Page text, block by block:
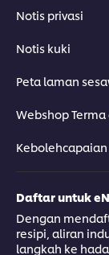
Notis privasi
Notis kuki
Peta laman
Webshop Terma
Kebolehcapaian
Daftar untuk
Dengan
resipi, aliran
langkah ke